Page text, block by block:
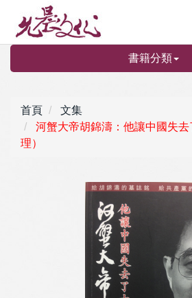
書籍分類
首頁
文集
河蟹大帝胡錦濤：他讓中國失
理）